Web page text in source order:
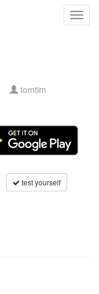
tomtim
test yourself